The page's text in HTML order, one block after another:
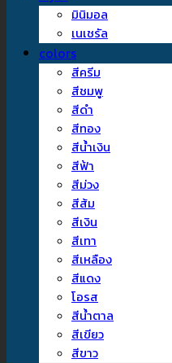
มินิมอล
เนเชรัล
colors
สีครีม
สีชมพู
สีดำ
สีทอง
สีน้ำเงิน
สีฟ้า
สีม่วง
สีส้ม
สีเงิน
สีเทา
สีเหลือง
สีแดง
โอรส
สีน้ำตาล
สีเขียว
สีขาว